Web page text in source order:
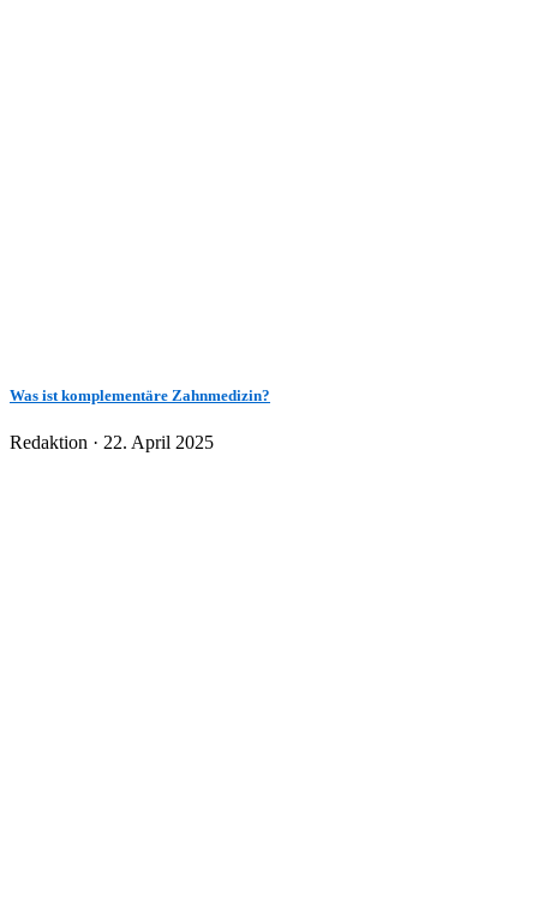
Was ist komplementäre Zahnmedizin?
Redaktion · Veröffentlicht
22. April 2025